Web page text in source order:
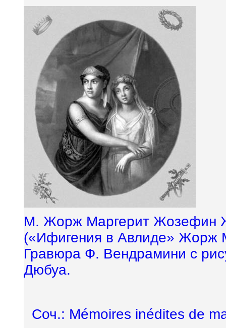
М. Жорж Маргерит Жозефин
(«Ифигения в Авлиде» Жорж
Гравюра Ф. Вендрамини с
Дюбуа.
Соч.: Mémoires inédites de